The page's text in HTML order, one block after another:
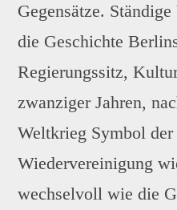
Gegensätze.
die Geschichte
Regierungssitz,
zwanziger Jahren,
Weltkrieg Symbol
Wiedervereinigung
wechselvoll wie die